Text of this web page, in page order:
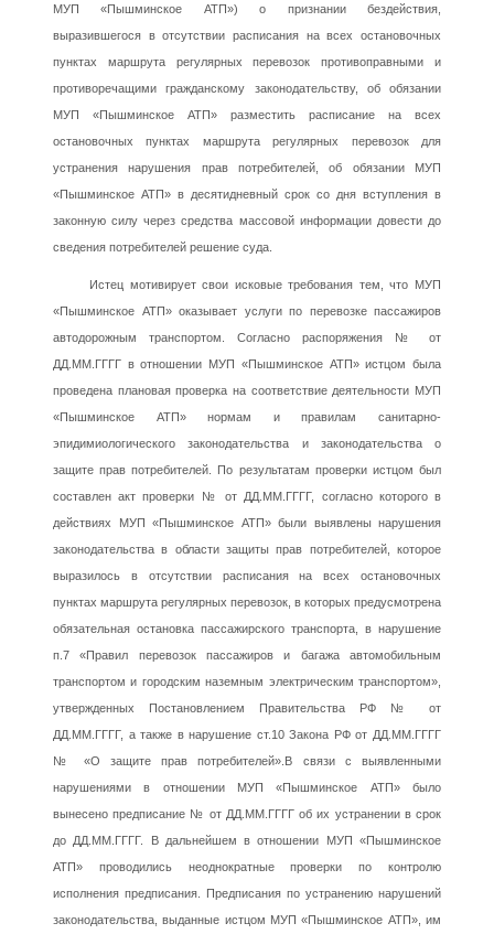
МУП «Пышминское АТП») о признании бездействия,
выразившегося в отсутствии расписания на всех остановочных
пунктах маршрута регулярных перевозок противоправными и
противоречащими гражданскому законодательству, об обязании
МУП «Пышминское АТП» разместить расписание на всех
остановочных пунктах маршрута регулярных перевозок для
устранения нарушения прав потребителей, об обязании МУП
«Пышминское АТП» в десятидневный срок со дня вступления в
законную силу через средства массовой информации довести до
сведения потребителей решение суда.
Истец мотивирует свои исковые требования тем, что МУП
«Пышминское АТП» оказывает услуги по перевозке пассажиров
автодорожным транспортом. Согласно распоряжения № от
ДД.ММ.ГГГГ в отношении МУП «Пышминское АТП» истцом была
проведена плановая проверка на соответствие деятельности МУП
«Пышминское АТП» нормам и правилам санитарно-
эпидимиологического законодательства и законодательства о
защите прав потребителей. По результатам проверки истцом был
составлен акт проверки № от ДД.ММ.ГГГГ, согласно которого в
действиях МУП «Пышминское АТП» были выявлены нарушения
законодательства в области защиты прав потребителей, которое
выразилось в отсутствии расписания на всех остановочных
пунктах маршрута регулярных перевозок, в которых предусмотрена
обязательная остановка пассажирского транспорта, в нарушение
п.7 «Правил перевозок пассажиров и багажа автомобильным
транспортом и городским наземным электрическим транспортом»,
утвержденных Постановлением Правительства РФ № от
ДД.ММ.ГГГГ, а также в нарушение ст.10 Закона РФ от ДД.ММ.ГГГГ
№ «О защите прав потребителей».В связи с выявленными
нарушениями в отношении МУП «Пышминское АТП» было
вынесено предписание № от ДД.ММ.ГГГГ об их устранении в срок
до ДД.ММ.ГГГГ. В дальнейшем в отношении МУП «Пышминское
АТП» проводились неоднократные проверки по контролю
исполнения предписания. Предписания по устранению нарушений
законодательства, выданные истцом МУП «Пышминское АТП», им